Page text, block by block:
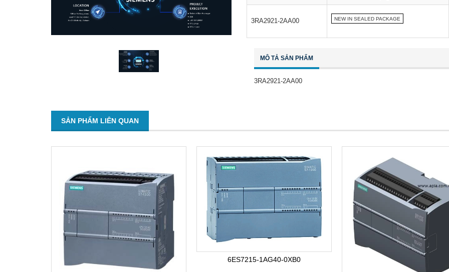
3RA2921-2AA00 NEW IN SEALED PACKAGE
MÔ TẢ SẢN PHẨM
3RA2921-2AA00
SẢN PHẨM LIÊN QUAN
6ES7215-1AG40-0XB0